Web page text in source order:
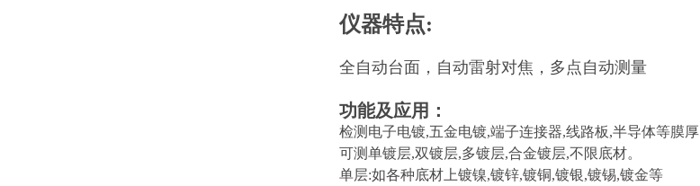
仪器特点:
全自动台面，自动雷射对焦，多点自动测量
功能及应用：
检测电子电镀,五金电镀,端子连接器,线路板,半导体等膜厚
可测单镀层,双镀层,多镀层,合金镀层,不限底材。
单层:如各种底材上镀镍,镀锌,镀铜,镀银,镀锡,镀金等